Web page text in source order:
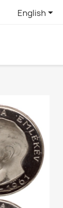
English